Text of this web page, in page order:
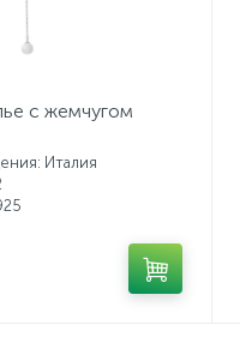
с жемчугом
Италия